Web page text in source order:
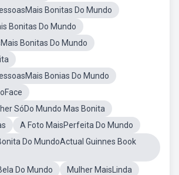
Bonitas Do Mundo
Bonitas Do Mundo
Bonitas Do Mundo
Bonias Do Mundo
SóDo Mundo Mas Bonita
A Foto MaisPerfeita Do Mundo
Do MundoActual Guinnes Book
Do Mundo
Mulher MaisLinda